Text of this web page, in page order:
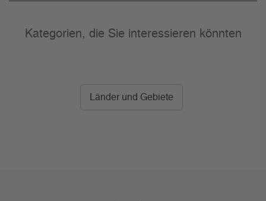
Kategorien, die Sie interessieren könnten
Länder und Gebiete